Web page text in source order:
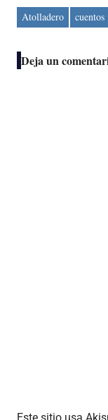
Atolladero cuentos
Deja un